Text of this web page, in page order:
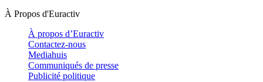
À Propos d'Euractiv
À propos d’Euractiv
Contactez-nous
Mediahuis
Communiqués de presse
Publicité politique